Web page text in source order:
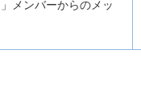
」メンバーからのメッ